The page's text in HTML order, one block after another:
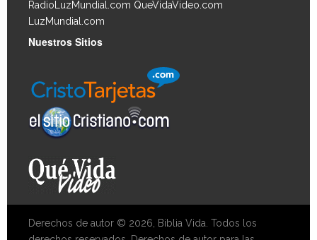
RadioLuzMundial.com QueVidaVideo.com
LuzMundial.com
Nuestros Sitios
Derechos de autor © 2026, Biblia Vida. Todos los